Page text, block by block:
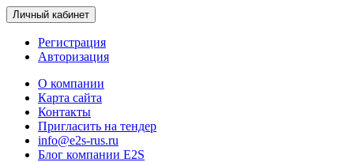
Личный кабинет
Регистрация
Авторизация
О компании
Карта сайта
Контакты
Пригласить на тендер
info@e2s-rus.ru
Блог компании E2S